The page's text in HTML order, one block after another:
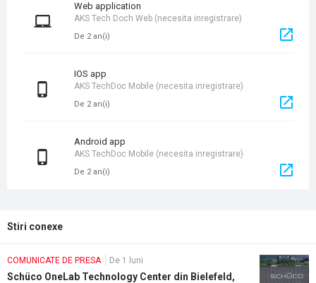
Web application
De 2 an(i)
AKS Tech Doch Web (necesita inregistrare)
iOS app
De 2 an(i)
AKS TechDoc Mobile (necesita inregistrare)
Android app
De 2 an(i)
AKS TechDoc Mobile (necesita inregistrare)
Stiri conexe
COMUNICATE DE PRESA De 1 luni
Schüco OneLab Technology Center din Bielefeld,